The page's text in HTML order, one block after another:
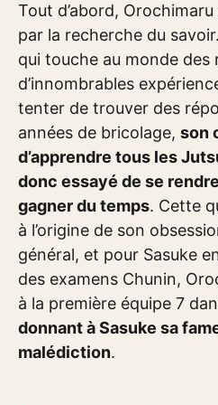
Tout d’abord,
par la recherche du
qui touche au monde des
d’innombrables
tenter de trouver des
années de bricolage, son
d’apprendre tous les
donc essayé de se
gagner du temps. Cette
à l’origine de son
général, et pour Sasuke
des examens Chunin,
à la première équipe 7
donnant à Sasuke sa
malédiction.